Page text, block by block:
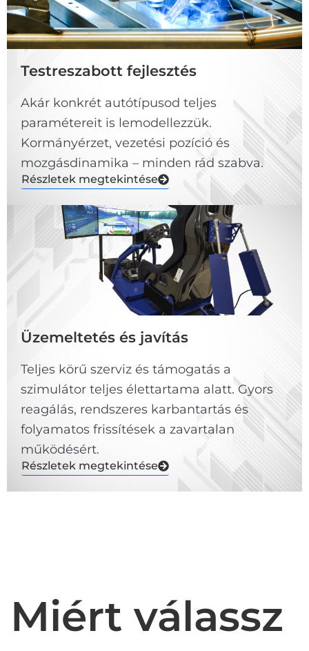
Testreszabott fejlesztés
Akár konkrét autótípusod teljes
paramétereit is lemodellezzük.
Kormányérzet, vezetési pozíció és
mozgásdinamika – minden rád szabva.
Részletek megtekintése
Üzemeltetés és javítás
Teljes körű szerviz és támogatás a
szimulátor teljes élettartama alatt. Gyors
reagálás, rendszeres karbantartás és
folyamatos frissítések a zavartalan
működésért.
Részletek megtekintése
Miért válassz